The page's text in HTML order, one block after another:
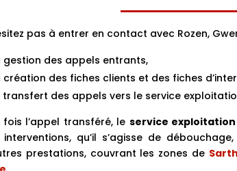
pas à entrer en contact avec Rozen,
gestion des appels entrants,
création des fiches clients et des fiches
transfert des appels vers le service
fois l’appel transféré, le service exploitation
interventions, qu’il s’agisse de
prestations, couvrant les zones de